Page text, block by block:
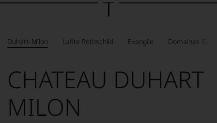
Duhart-Milon Lafite Rothschild Evangile Domaines
CHATEAU DUHART
MILON